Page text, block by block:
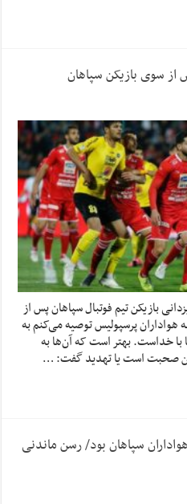
از سوی بازیکن سپاهان
بازیکن تیم فوتبال سپاهان پس از
پرسپولیس توصیه می‌کنم به
با خداست. بهتر است که آن‌ها به
این صحبت است یا تهدید گفت: …
سپاهان بود/ رسن ماندنی